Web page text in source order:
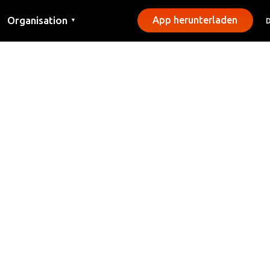
Organisation ▼ App herunterladen